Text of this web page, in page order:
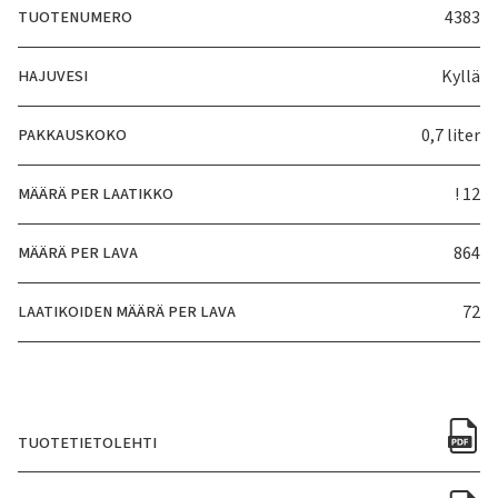
TUOTENUMERO 4383
HAJUVESI Kyllä
PAKKAUSKOKO 0,7 liter
MÄÄRÄ PER LAATIKKO ! 12
MÄÄRÄ PER LAVA 864
LAATIKOIDEN MÄÄRÄ PER LAVA 72
TUOTETIETOLEHTI